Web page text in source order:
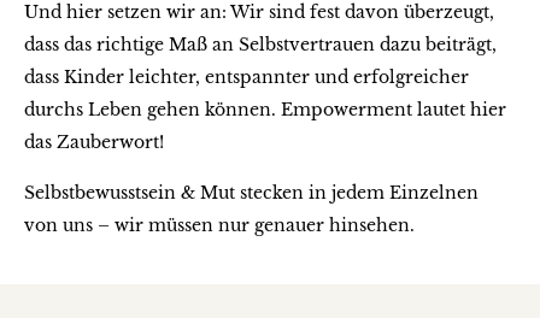
Und hier setzen wir an: Wir sind fest davon überzeugt,
dass das richtige Maß an Selbstvertrauen dazu beiträgt,
dass Kinder leichter, entspannter und erfolgreicher
durchs Leben gehen können. Empowerment lautet hier
das Zauberwort!
Selbstbewusstsein & Mut stecken in jedem Einzelnen
von uns – wir müssen nur genauer hinsehen.